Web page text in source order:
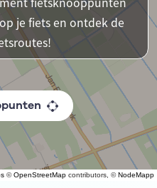
©OpenStreetMap contributors, ©NodeMapp
je fiets en ontdek de